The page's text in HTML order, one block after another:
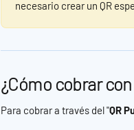
necesario crear un QR
¿Cómo cobrar con
Para cobrar a través del "QR